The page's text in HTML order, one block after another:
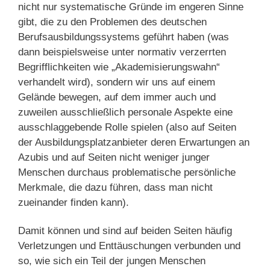
nicht nur systematische Gründe im engeren Sinne
gibt, die zu den Problemen des deutschen
Berufsausbildungssystems geführt haben (was
dann beispielsweise unter normativ verzerrten
Begrifflichkeiten wie „Akademisierungswahn“
verhandelt wird), sondern wir uns auf einem
Gelände bewegen, auf dem immer auch und
zuweilen ausschließlich personale Aspekte eine
ausschlaggebende Rolle spielen (also auf Seiten
der Ausbildungsplatzanbieter deren Erwartungen an
Azubis und auf Seiten nicht weniger junger
Menschen durchaus problematische persönliche
Merkmale, die dazu führen, dass man nicht
zueinander finden kann).
Damit können und sind auf beiden Seiten häufig
Verletzungen und Enttäuschungen verbunden und
so, wie sich ein Teil der jungen Menschen